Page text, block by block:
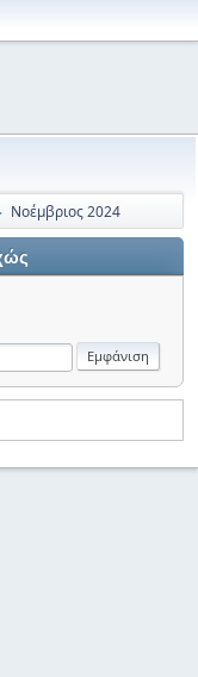
Νοέμβριος 2024